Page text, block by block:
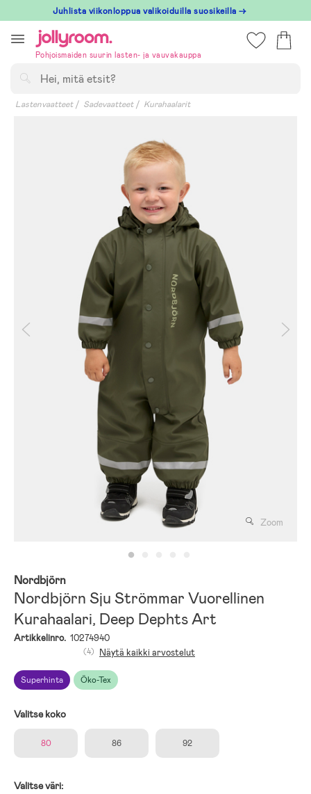
till
innehållet
Juhlista viikonloppua valikoiduilla suosikeilla →
Pohjoismaiden suurin lasten- ja vauvakauppa
Lastenvaatteet Sadevaatteet Kurahaalarit
Zoom
Nordbjörn
Nordbjörn Sju Strömmar Vuorellinen
Kurahaalari, Deep Dephts Art
Artikkelinro. 10274940
Superhinta Öko-Tex
(4) Näytä kaikki arvostelut
Valitse koko
80 86 92
Valitse väri: